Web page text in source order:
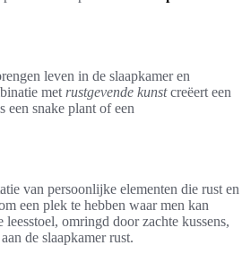
leven in de slaapkamer en
met rustgevende kunstcreëert een
snake plant of een
van persoonlijke elementen die rust en
een plek te hebben waar men kan
omringd door zachte kussens,
de slaapkamer rust.